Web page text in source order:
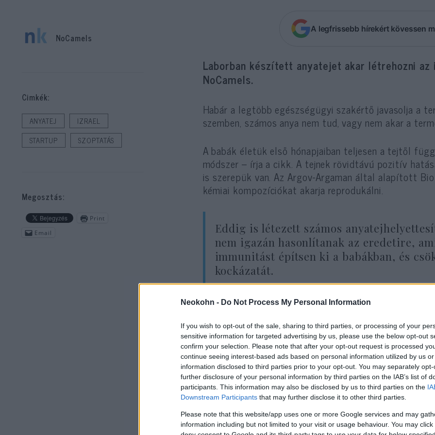
Neokohn - Do Not Process My Personal Information
If you wish to opt-out of the sale, sharing to third parties, or processing of your
sensitive information for targeted advertising by us, please use the below opt-out
confirm your selection. Please note that after your opt-out request is processed
continue seeing interest-based ads based on personal information utilized by us
information disclosed to third parties prior to your opt-out. You may separately
further disclosure of your personal information by third parties on the IAB’s list of
participants. This information may also be disclosed by us to third parties on the
Downstream Participants that may further disclose it to other third parties.
Please note that this website/app uses one or more Google services and may
information including but not limited to your visit or usage behaviour. You may
A legfrissebb hírekért kövessen
Laborban készített anyatejet akar létrehozni
NoCamels.
Habár a legtöbb egészségügyi szakértő javasolja a
szemben, számos anya nem tud, vagy nem akar a
A babák életük első hónapjaiban teljesen a tejtől
módszer – írja a cikk. A tejnek rövidtávú pozitív
is szerepük van. Az Argov-Argaman által alapított
kémiai kompozíciókat akarja reprodukálni.
Eddig is létezett számos
nem igazán hasonlítanak az eredetire,
immunitást építsen ki a babákban, és
kockázatát.
A nagy részben tehéntej alapú formulák csak
A tudósok egy évtizede kezdték megérteni az
laktóz és a lipidek mellett: az oligoszacharidokat.
újszülöttek ellenállóbbak legyenek fertőzésekkel
található belőlük, más formában.
A Bio Milk ezek módosításán dolgozik,
hatást fejtsék ki, mint az anyatejben
NoCamels
Cimkék:
ANYATEJ
IZRAEL
STARTUP
SZOPTATÁS
Megosztás:
Print
Email